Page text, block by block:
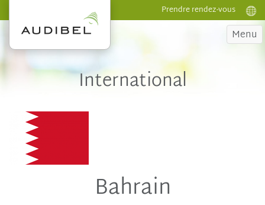
Prendre rendez-vous
Menu
International
Bahrain